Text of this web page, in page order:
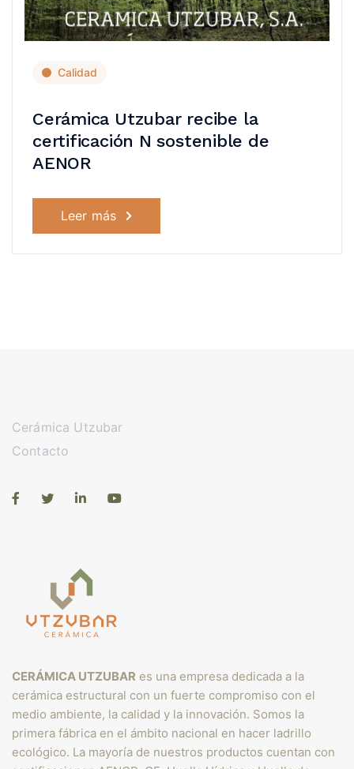
Calidad
Cerámica Utzubar recibe la
certificación N sostenible de
AENOR
Leer más
Cerámica Utzubar
Contacto
CERÁMICA UTZUBAR es una empresa dedicada a la
cerámica estructural con un fuerte compromiso con el
medio ambiente, la calidad y la innovación. Somos la
primera fábrica en el ámbito nacional en hacer ladrillo
ecológico. La mayoría de nuestros productos cuentan con